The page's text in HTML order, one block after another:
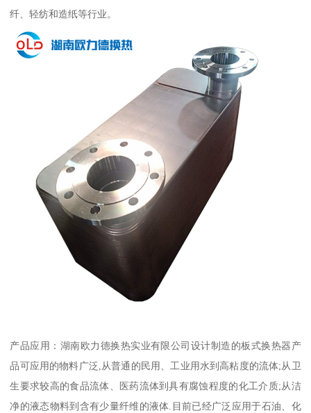
纤、轻纺和造纸等行业。
产品应用：湖南欧力德换热实业有限公司设计制造的板式换热器产
品可应用的物料广泛,从普通的民用、工业用水到高粘度的流体;从卫
生要求较高的食品流体、医药流体到具有腐蚀程度的化工介质;从洁
净的液态物料到含有少量纤维的液体.目前已经广泛应用于石油、化